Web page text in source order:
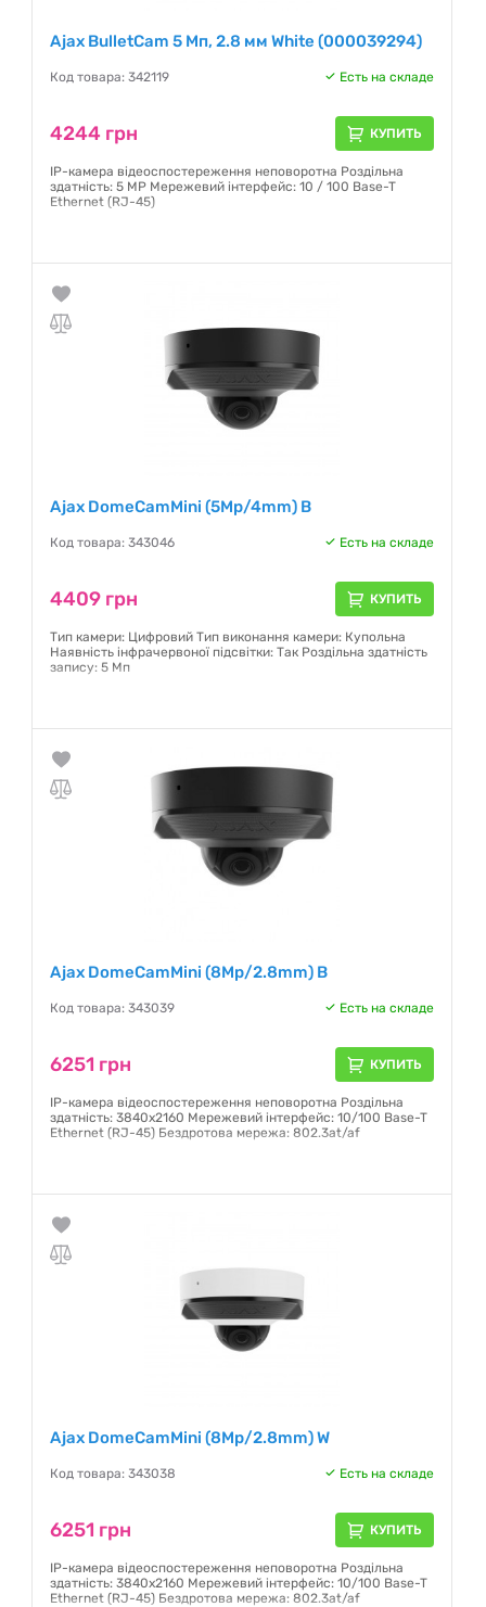
Ajax BulletCam 5 Мп, 2.8 мм White (000039294)
Код товара: 342119 Есть на складе
4244 грн КУПИТЬ
IP-камера відеоспостереження неповоротна Роздільна
здатність: 5 MP Мережевий інтерфейс: 10 / 100 Base-T
Ethernet (RJ-45)
Ajax DomeCamMini (5Mp/4mm) B
Код товара: 343046 Есть на складе
4409 грн КУПИТЬ
Тип камери: Цифровий Тип виконання камери: Купольна
Наявність інфрачервоної підсвітки: Так Роздільна здатність
запису: 5 Мп
Ajax DomeCamMini (8Mp/2.8mm) B
Код товара: 343039 Есть на складе
6251 грн КУПИТЬ
IP-камера відеоспостереження неповоротна Роздільна
здатність: 3840х2160 Мережевий інтерфейс: 10/100 Base-T
Ethernet (RJ-45) Бездротова мережа: 802.3at/af
Ajax DomeCamMini (8Mp/2.8mm) W
Код товара: 343038 Есть на складе
6251 грн КУПИТЬ
IP-камера відеоспостереження неповоротна Роздільна
здатність: 3840х2160 Мережевий інтерфейс: 10/100 Base-T
Ethernet (RJ-45) Бездротова мережа: 802.3at/af